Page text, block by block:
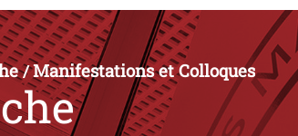
/Manifestations et Colloques